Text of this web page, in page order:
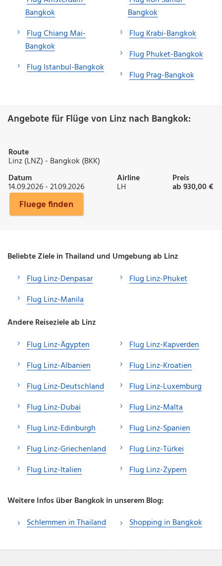
Bangkok
Flug Chiang Mai-
Bangkok
Flug Istanbul-Bangkok
Bangkok
Flug Krabi-Bangkok
Flug Phuket-Bangkok
Flug Prag-Bangkok
Angebote für Flüge von Linz nach Bangkok:
Route
Linz (LNZ) - Bangkok (BKK)
Datum
14.09.2026 - 21.09.2026
Airline
LH
Preis
ab 930,00 €
Fluege finden
Beliebte Ziele in Thailand und Umgebung ab Linz
Flug Linz-Denpasar
Flug Linz-Manila
Flug Linz-Phuket
Andere Reiseziele ab Linz
Flug Linz-Ägypten
Flug Linz-Albanien
Flug Linz-Deutschland
Flug Linz-Dubai
Flug Linz-Edinburgh
Flug Linz-Griechenland
Flug Linz-Italien
Flug Linz-Kapverden
Flug Linz-Kroatien
Flug Linz-Luxemburg
Flug Linz-Malta
Flug Linz-Spanien
Flug Linz-Türkei
Flug Linz-Zypern
Weitere Infos über Bangkok in unserem Blog:
Schlemmen in Thailand
Shopping in Bangkok